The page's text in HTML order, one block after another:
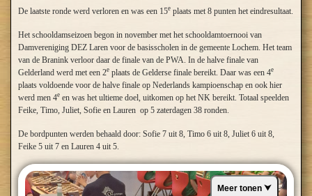
2
Rienk van Marle (1309) Tonny Roeterdink (1033) 2 0
3
John Kroon (1140) Dinand Stegeman (889) 2
0
4
Erik Bakker (1067) Gerrit Roeterdink (885) 2 0
1
Gerrit Wassink (1252) Martin Boersbroek (994) 2 0
2
Tonny Roeterdink (1033) Oscar Veltman (1139) 1 1
4
Gerrit Roeterdink (885) Tjipke Smedinga (1207) 0 2
Zie ookToernooibase
Radjan
2 Tom Westhof 1070 0 X 2 2 0 2 2 2 7 5 0 2 10
54
3
Pim Filius 1041 1 0 X 2 1 2 2 2 7 4 2 1
4
Kennedy
Krishnadath
949 1 0 0 X 2 2 1 2 7 3 2 2 8 42
Jan-Maarten
1
6 Ralf Richters 1087
Cees de Leeuw 0 0 0 1 0 0 X 2 7 1 1 5 3
12
Peter Swelsen 990 0 0 1 1 0 X 7 0 2 5 2 12
De laatste ronde werd verloren en was een 15e plaats met 8 punten het eindresultaat.
Het schooldamseizoen begon in november met het schooldamtoernooi van
Damvereniging DEZ Laren voor de basisscholen in de gemeente Lochem. Het team
van de Branink verloor daar de finale van de PWA. In de halve finale van
Gelderland werd met een 2e plaats de Gelderse finale bereikt. Daar was een 4e
plaats voldoende voor de halve finale op Nederlands kampioenschap en ook hier
werd men 4e en was het ultieme doel, uitkomen op het NK bereikt. Totaal speelden
Feike, Timo, Juliet, Sofie en Lauren op 5 zaterdagen 38 ronden.
De bordpunten werden behaald door: Sofie 7 uit 8, Timo 6 uit 8, Juliet 6 uit 8,
Feike 5 uit 7 en Lauren 4 uit 5.
Meer tonen ⮟